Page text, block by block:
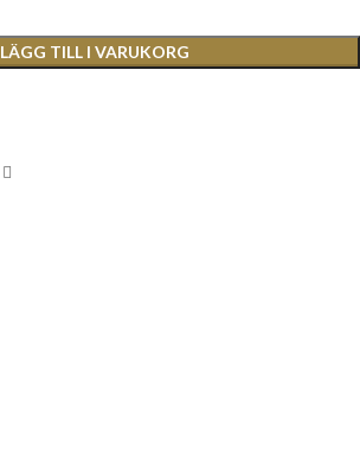
LÄGG TILL I VARUKORG